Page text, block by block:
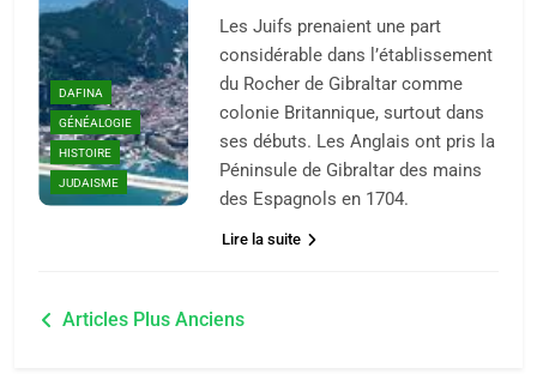
DAFINA
GÉNÉALOGIE
HISTOIRE
JUDAISME
Les Juifs prenaient une part
considérable dans l’établissement
du Rocher de Gibraltar comme
colonie Britannique, surtout dans
ses débuts. Les Anglais ont pris la
Péninsule de Gibraltar des mains
des Espagnols en 1704.
Lire la suite
Navigation
Articles Plus Anciens
7
CE QUI NOUS MANQUE –
Jacques Hadida
JUDAISME
8
Maroc : Les amandes de
Tafraout, le miel de Tadla
du terroir